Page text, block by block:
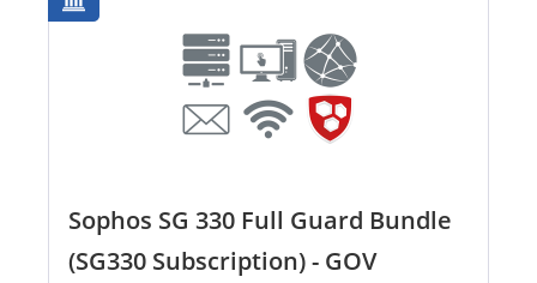
Sophos SG 330 Full Guard Bundle
(SG330 Subscription) - GOV